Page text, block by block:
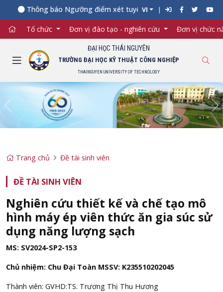
Thông báo Ngưỡng điểm xét tuyển đối với từng ngành
VI
Tổ chức Đơn vị đào tạo - nghiên cứu Đơn vị chức
ĐẠI HỌC THÁI NGUYÊN
TRƯỜNG ĐẠI HỌC KỸ THUẬT CÔNG NGHIỆP
THAINGUYEN UNIVERSITY OF TECHNOLOGY
Previous
Trang chủ Đề tài sinh viên
ĐỀ TÀI SINH VIÊN
Nghiên cứu thiết kế và chế tạo mô
hình máy ép viên thức ăn gia súc sử
dụng năng lượng sạch
MS: SV2024-SP2-153
Chủ nhiệm: Chu Đại Toàn MSSV: K235510202045
Thành viên: GVHD:TS. Trương Thị Thu Hương